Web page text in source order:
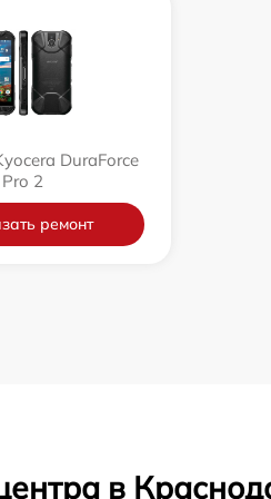
DuraForce
Pro 2
ремонт
в